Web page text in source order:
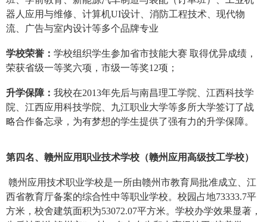
器人应用与维修、计算机UI设计、消防工程技术、现代物
流、广告与室内设计等多个品牌专业
学校荣誉： 学校组织学生参加省市技能大赛 取得优异成绩，
荣获省级一等奖六项，市级一等奖12项；
升学保障： 我校在2013年先后与南昌理工学院、江西科技学
院、江西应用科技学院、九江职业大学等多所大学签订了战
略合作备忘录，为有梦想的学生提供了强有力的升学保障。
第四名、赣州应用职业技术学校（赣州应用高级技工学校）
赣州应用技术职业学校是一所由赣州市教育局批准成立、江
西省教育厅备案的综合性中等职业学校。校园占地73333.7平
方米，校舍建筑面积为53072.07平方米。学校办学效果显著，